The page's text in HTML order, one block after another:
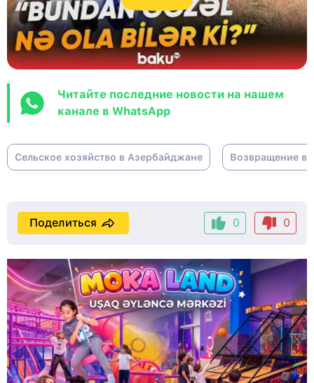
Читайте последние новости на нашем
канале в WhatsApp
Сельское хозяйство в Азербайджане Возвращение в
0 0
Поделиться